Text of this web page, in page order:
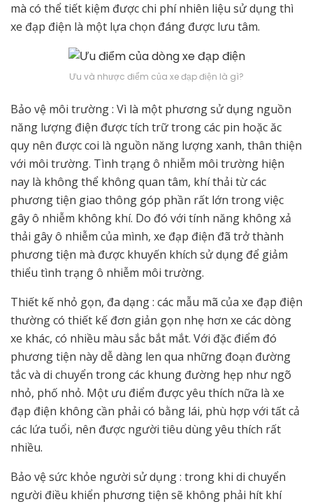
mà có thể tiết kiệm được chi phí nhiên liệu sử dụng thì
xe đạp điện là một lựa chọn đáng được lưu tâm.
Ưu và nhược điểm của xe đạp điện là gì?
Bảo vệ môi trường : Vì là một phương sử dụng nguồn
năng lượng điện được tích trữ trong các pin hoặc ăc
quy nên được coi là nguồn năng lượng xanh, thân thiện
với môi trường. Tình trạng ô nhiễm môi trường hiện
nay là không thể không quan tâm, khí thải từ các
phương tiện giao thông góp phần rất lớn trong việc
gây ô nhiễm không khí. Do đó với tính năng không xả
thải gây ô nhiễm của mình, xe đạp điện đã trở thành
phương tiện mà được khuyến khích sử dụng để giảm
thiểu tình trạng ô nhiễm môi trường.
Thiết kế nhỏ gọn, đa dạng : các mẫu mã của xe đạp điện
thường có thiết kế đơn giản gọn nhẹ hơn xe các dòng
xe khác, có nhiều màu sắc bắt mắt. Với đặc điểm đó
phương tiện này dễ dàng len qua những đoạn đường
tắc và di chuyển trong các khung đường hẹp như ngõ
nhỏ, phố nhỏ. Một ưu điểm được yêu thích nữa là xe
đạp điện không cần phải có bằng lái, phù hợp với tất cả
các lứa tuổi, nên được người tiêu dùng yêu thích rất
nhiều.
Bảo vệ sức khỏe người sử dụng : trong khi di chuyển
người điều khiển phương tiện sẽ không phải hít khí